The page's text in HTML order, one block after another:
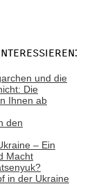
und die
Die
Ihnen ab
den
– Ein
Macht
in der Ukraine